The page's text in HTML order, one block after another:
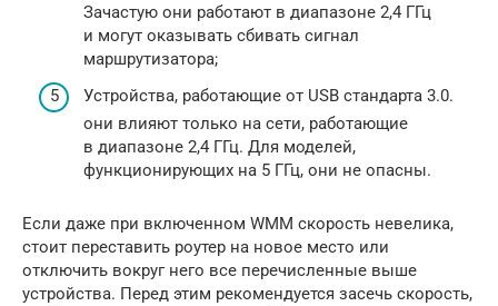
Зачастую они работают в диапазоне 2,4 ГГц
и могут оказывать сбивать сигнал
маршрутизатора;
Устройства, работающие от USB стандарта 3.0.
они влияют только на сети, работающие
в диапазоне 2,4 ГГц. Для моделей,
функционирующих на 5 ГГц, они не опасны.
Если даже при включенном WMM скорость невелика,
стоит переставить роутер на новое место или
отключить вокруг него все перечисленные выше
устройства. Перед этим рекомендуется засечь скорость,